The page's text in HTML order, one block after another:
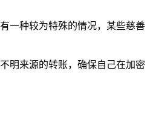
一种较为特殊的情况，某些慈善
明来源的转账，确保自己在加密